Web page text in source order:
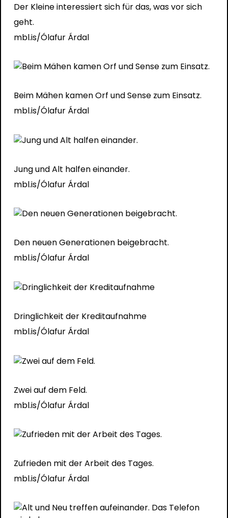
Der Kleine interessiert sich für das, was vor sich
geht.
mbl.is/Ólafur Árdal
Beim Mähen kamen Orf und Sense zum Einsatz.
mbl.is/Ólafur Árdal
Jung und Alt halfen einander.
mbl.is/Ólafur Árdal
Den neuen Generationen beigebracht.
mbl.is/Ólafur Árdal
Dringlichkeit der Kreditaufnahme
mbl.is/Ólafur Árdal
Zwei auf dem Feld.
mbl.is/Ólafur Árdal
Zufrieden mit der Arbeit des Tages.
mbl.is/Ólafur Árdal